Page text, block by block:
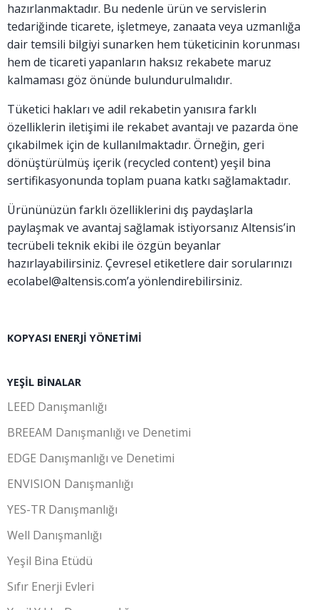
hazırlanmaktadır. Bu nedenle ürün ve servislerin
tedariğinde ticarete, işletmeye, zanaata veya uzmanlığa
dair temsili bilgiyi sunarken hem tüketicinin korunması
hem de ticareti yapanların haksız rekabete maruz
kalmaması göz önünde bulundurulmalıdır.
Tüketici hakları ve adil rekabetin yanısıra farklı
özelliklerin iletişimi ile rekabet avantajı ve pazarda öne
çıkabilmek için de kullanılmaktadır. Örneğin, geri
dönüştürülmüş içerik (recycled content) yeşil bina
sertifikasyonunda toplam puana katkı sağlamaktadır.
Ürününüzün farklı özelliklerini dış paydaşlarla
paylaşmak ve avantaj sağlamak istiyorsanız Altensis’in
tecrübeli teknik ekibi ile özgün beyanlar
hazırlayabilirsiniz. Çevresel etiketlere dair sorularınızı
ecolabel@altensis.com’a yönlendirebilirsiniz.
KOPYASI ENERJI YÖNETIMI
YEŞIL BINALAR
LEED Danışmanlığı
BREEAM Danışmanlığı ve Denetimi
EDGE Danışmanlığı ve Denetimi
ENVISION Danışmanlığı
YES-TR Danışmanlığı
Well Danışmanlığı
Yeşil Bina Etüdü
Sıfır Enerji Evleri